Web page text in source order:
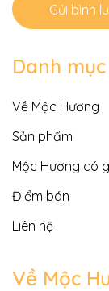
Gửi bình
Danh
Về Mộc Hương
Sản phẩm
Mộc Hương có
Điểm bán
Liên hệ
Về Mộc